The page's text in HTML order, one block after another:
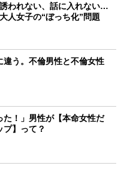
誘われない、話に入れない…
大人女子の“ぼっち化”問題
違う。不倫男性と不倫女性
た！」男性が【本命女性だ
プ】って？